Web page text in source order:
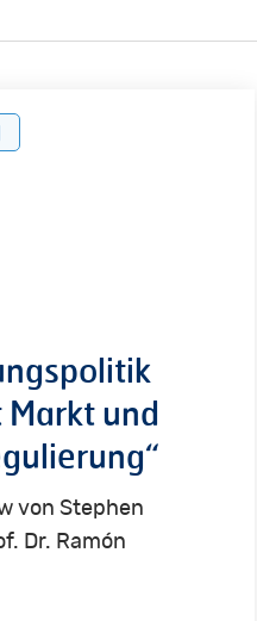
und
von Stephen
Dr. Ramón